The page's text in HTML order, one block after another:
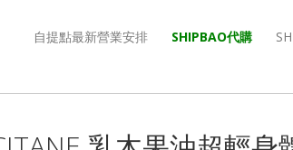
自提點最新營業安排 SHIPBAO代購